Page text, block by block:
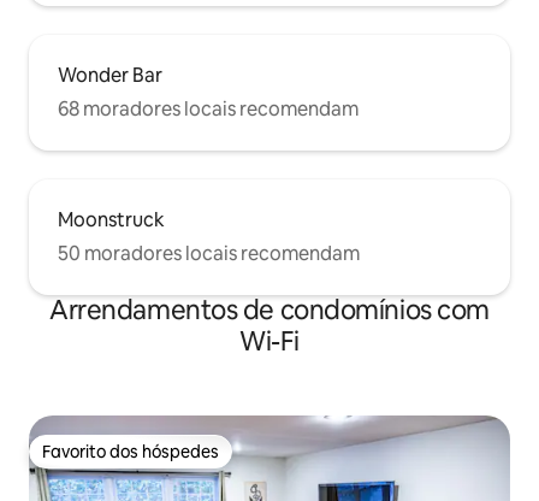
Wonder Bar
68 moradores locais recomendam
Moonstruck
50 moradores locais recomendam
Arrendamentos de condomínios com
Wi-Fi
Favorito dos hóspedes
Favorito dos hóspedes